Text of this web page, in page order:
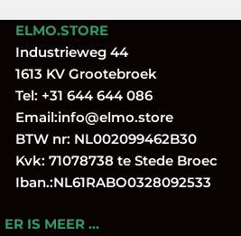
ELMO.STORE
Industrieweg 44
1613 KV Grootebroek
Tel: +31 644 644 086
Email:info@elmo.store
BTW nr: NL002099462B30
Kvk: 71078738 te Stede Broec
Iban.:NL61RABO0328092533
ER IS MEER …